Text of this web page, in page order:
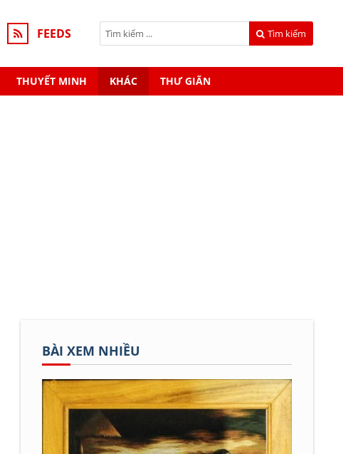
FEEDS Tìm kiếm
THUYẾT MINH KHÁC THƯ GIÃN
BÀI XEM NHIỀU